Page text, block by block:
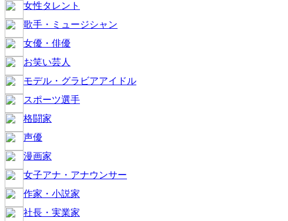
女性タレント
歌手・ミュージシャン
女優・俳優
お笑い芸人
モデル・グラビアアイドル
スポーツ選手
格闘家
声優
漫画家
女子アナ・アナウンサー
作家・小説家
社長・実業家